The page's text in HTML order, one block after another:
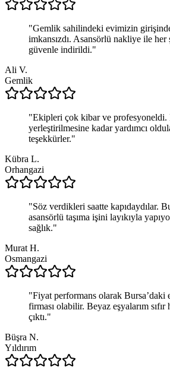
"Gemlik sahilindeki evimizin
imkansızdı. Asansörlü nakliye ile her
güvenle indirildi."
Ali V.
Gemlik
"Ekipleri çok kibar ve profesyoneldi.
yerleştirilmesine kadar yardımcı
teşekkürler."
Kübra L.
Orhangazi
"Söz verdikleri saatte kapıdaydılar.
asansörlü taşıma işini layıkıyla
sağlık."
Murat H.
Osmangazi
"Fiyat performans olarak Bursa’daki
firması olabilir. Beyaz eşyalarım sıfır
çıktı."
Büşra N.
Yıldırım